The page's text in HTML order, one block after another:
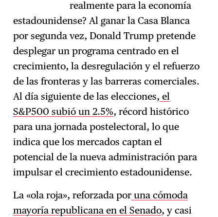
realmente para la economía
estadounidense? Al ganar la Casa Blanca
por segunda vez, Donald Trump pretende
desplegar un programa centrado en el
crecimiento, la desregulación y el refuerzo
de las fronteras y las barreras comerciales.
Al día siguiente de las elecciones, el
S&P500 subió un 2.5%, récord histórico
para una jornada postelectoral, lo que
indica que los mercados captan el
potencial de la nueva administración para
impulsar el crecimiento estadounidense.
La «ola roja», reforzada por una cómoda
mayoría republicana en el Senado, y casi